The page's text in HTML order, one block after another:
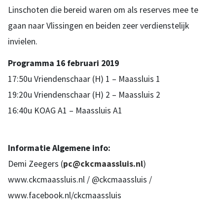
Linschoten die bereid waren om als reserves mee te
gaan naar Vlissingen en beiden zeer verdienstelijk
invielen.
Programma 16 februari 2019
17:50u Vriendenschaar (H) 1 – Maassluis 1
19:20u Vriendenschaar (H) 2 – Maassluis 2
16:40u KOAG A1 – Maassluis A1
Informatie Algemene info:
Demi Zeegers (pc@ckcmaassluis.nl)
www.ckcmaassluis.nl / @ckcmaassluis /
www.facebook.nl/ckcmaassluis